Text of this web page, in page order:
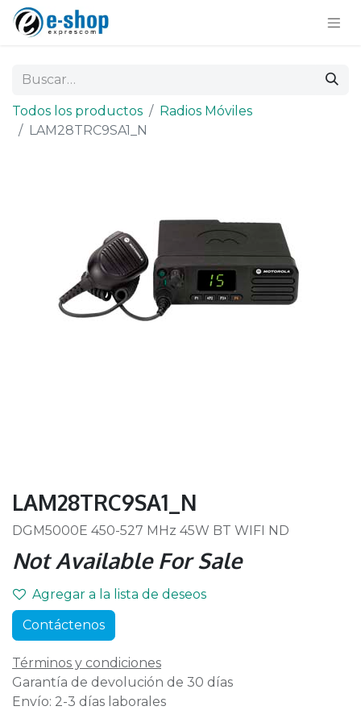
Todos los productos
Radios Móviles
LAM28TRC9SA1_N
LAM28TRC9SA1_N
DGM5000E 450-527 MHz 45W BT WIFI ND
Not Available For Sale
Agregar a la lista de deseos
Contáctenos
Términos y condiciones
Garantía de devolución de 30 días
Envío: 2-3 días laborales